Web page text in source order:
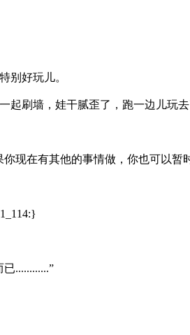
别好玩儿。
起刷墙，娃干腻歪了，跑一边儿玩去
现在有其他的事情做，你也可以暂
............”